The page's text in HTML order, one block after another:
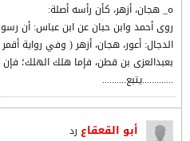
ه_ هجان، أزهر، كأن رأسه أصلة:
روى أحمد وابن حبان عن ابن عباس: أن
الدجال: أعور، هجان، أزهر ( وفي رواية
بعبدالعزى بن قطن، فإما هلك الهلك؛
.............يتبع..........
أبو القعقاع رد